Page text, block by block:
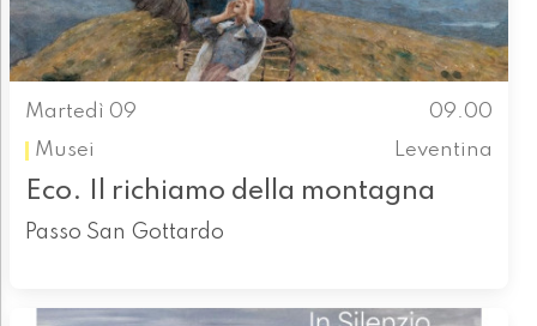
Martedì 09
09.00
Musei
Leventina
Eco. Il richiamo della montagna
Passo San Gottardo